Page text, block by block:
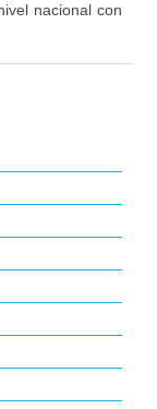
nacional con